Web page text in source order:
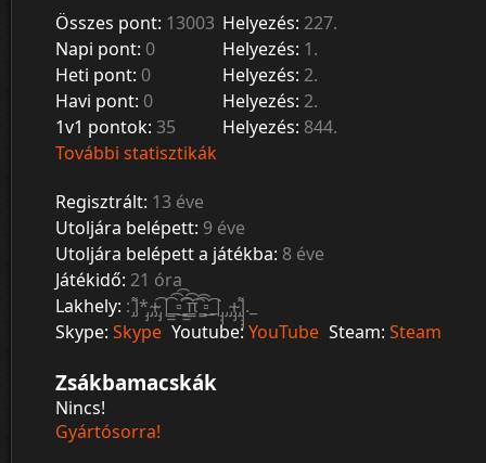
Összes pont: 13003 Helyezés: 227.
Napi pont: 0 Helyezés: 1.
Heti pont: 0 Helyezés: 2.
Havi pont: 0 Helyezés: 2.
1v1 pontok: 35 Helyezés: 844.
További statisztikák
Regisztrált: 13 éve
Utoljára belépett: 9 éve
Utoljára belépett a játékba: 8 éve
Játékidő: 21 óra
Lakhely: : ̡͌l̡*̡̡ ̴̡ı̴̴̡ ̡̡͡|̲̲̲͡͡͡ ̲▫̲͡ ̲̲̲͡͡π̲̲͡͡ ̲̲͡▫̲̲͡͡ ̲|̡̡̡ ̡ ̴̡ı̴̡̡ ̡͌l̡̡̡̡._
Skype: Skype Youtube:YouTube Steam: Steam
Zsákbamacskák
Nincs!
Gyártósorra!